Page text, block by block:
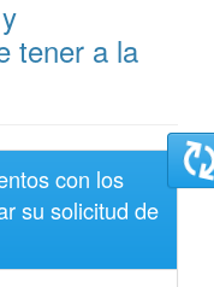
tener a la
con los
su solicitud de